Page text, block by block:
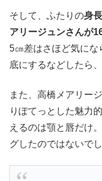
そして、ふたりの身
アリージュンさんが
5㎝差はさほど気に
底にするなどしたら
また、高橋メアリー
りぽてっとした魅力
えるのは顎と唇だけ
グしたのではないでし